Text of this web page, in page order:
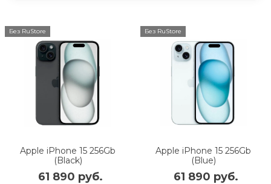
Без RuStore
Apple iPhone 15 256Gb
(Black)
61 890 руб.
Без RuStore
Apple iPhone 15 256Gb
(Blue)
61 890 руб.